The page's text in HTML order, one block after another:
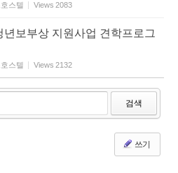
스텔 Views 2083
년보부상 지원사업 견학프로그
스텔 Views 2132
검색
쓰기